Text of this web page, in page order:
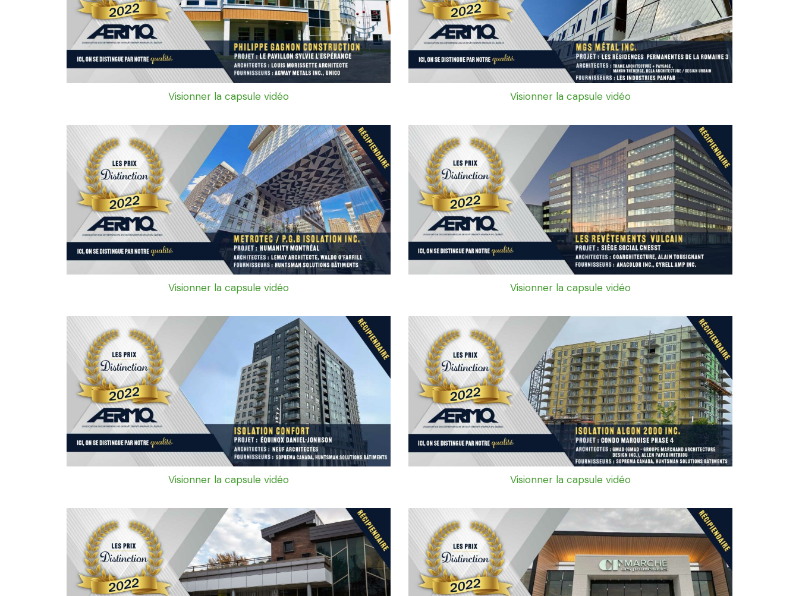
Visionner la capsule vidéo
Visionner la capsule vidéo
Visionner la capsule vidéo
Visionner la capsule vidéo
Visionner la capsule vidéo
Visionner la capsule vidéo